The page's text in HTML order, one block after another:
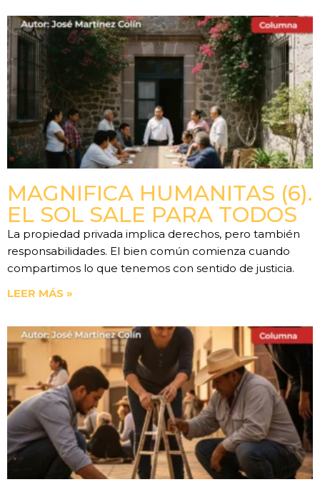
MAGNIFICA HUMANITAS (6).
EL SOL SALE PARA TODOS
La propiedad privada implica derechos, pero también
responsabilidades. El bien común comienza cuando
compartimos lo que tenemos con sentido de justicia.
LEER MÁS »